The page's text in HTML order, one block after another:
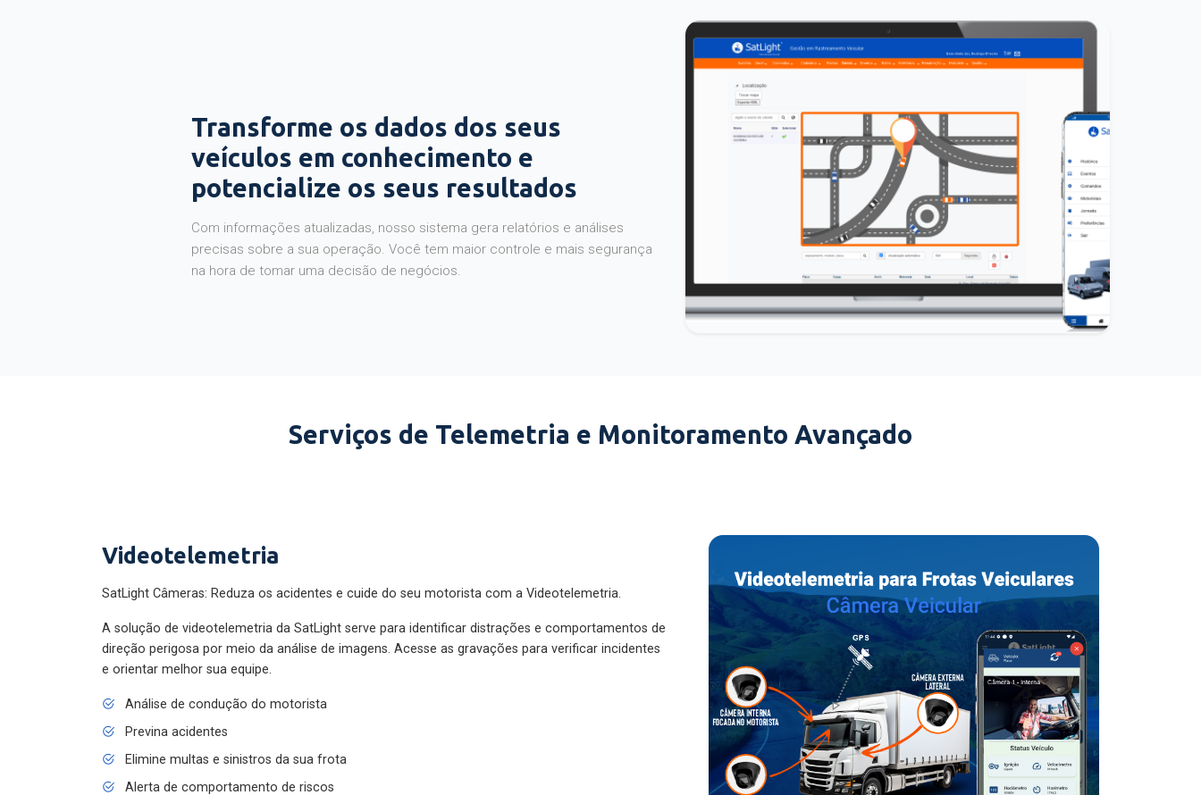
Transforme os dados dos seus
veículos em conhecimento e
potencialize os seus resultados
Com informações atualizadas, nosso sistema gera relatórios e análises
precisas sobre a sua operação. Você tem maior controle e mais segurança
na hora de tomar uma decisão de negócios.
Serviços de Telemetria e Monitoramento Avançado
Videotelemetria
SatLight Câmeras: Reduza os acidentes e cuide do seu motorista com a Videotelemetria.
A solução de videotelemetria da SatLight serve para identificar distrações e comportamentos de
direção perigosa por meio da análise de imagens. Acesse as gravações para verificar incidentes
e orientar melhor sua equipe.
Análise de condução do motorista
Previna acidentes
Elimine multas e sinistros da sua frota
Alerta de comportamento de riscos